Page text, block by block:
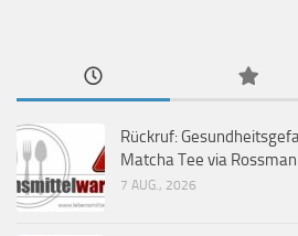
Rückruf:
Matcha Tee via
7 AUG., 2026